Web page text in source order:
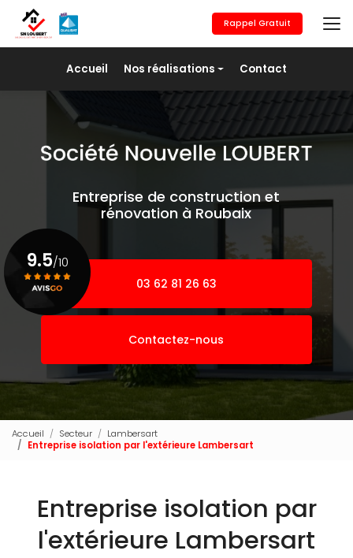
contenu
principal
Accueil Nos réalisations
Maçonnerie générale
Revêtement de sols
Placo/Isolation
Pose de fer
Contact
Rappel Gratuit
Entreprise de construction et
rénovation à Roubaix
03 62 81 26 63
Contactez-nous
9.5/10
Voir le certificat
Accueil Secteur
Lambersart
Entreprise isolation par l'extérieure Lambersart
Entreprise isolation par
l'extérieure Lambersart